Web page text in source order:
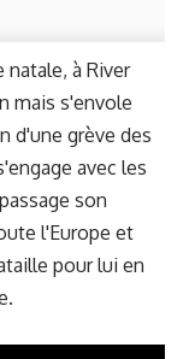
à River
mais s'envole
d'une grève des
avec les
son
l'Europe et
pour lui en